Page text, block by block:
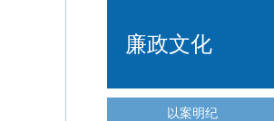
廉政文化
以案明纪